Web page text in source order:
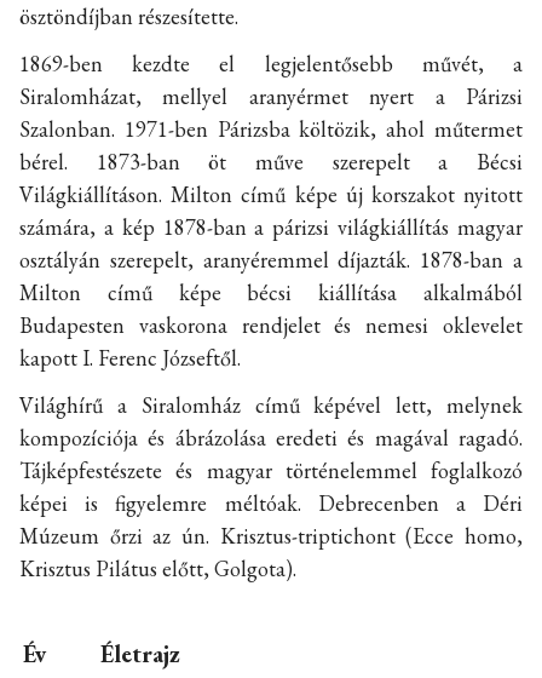
ösztöndíjban részesítette.
1869-ben kezdte el legjelentősebb művét, a
Siralomházat, mellyel aranyérmet nyert a Párizsi
Szalonban. 1971-ben Párizsba költözik, ahol műtermet
bérel. 1873-ban öt műve szerepelt a Bécsi
Világkiállításon. Milton című képe új korszakot nyitott
számára, a kép 1878-ban a párizsi világkiállítás magyar
osztályán szerepelt, aranyéremmel díjazták. 1878-ban a
Milton című képe bécsi kiállítása alkalmából
Budapesten vaskorona rendjelet és nemesi oklevelet
kapott I. Ferenc Józseftől.
Világhírű a Siralomház című képével lett, melynek
kompozíciója és ábrázolása eredeti és magával ragadó.
Tájképfestészete és magyar történelemmel foglalkozó
képei is figyelemre méltóak. Debrecenben a Déri
Múzeum őrzi az ún. Krisztus-triptichont (Ecce homo,
Krisztus Pilátus előtt, Golgota).
Év Életrajz